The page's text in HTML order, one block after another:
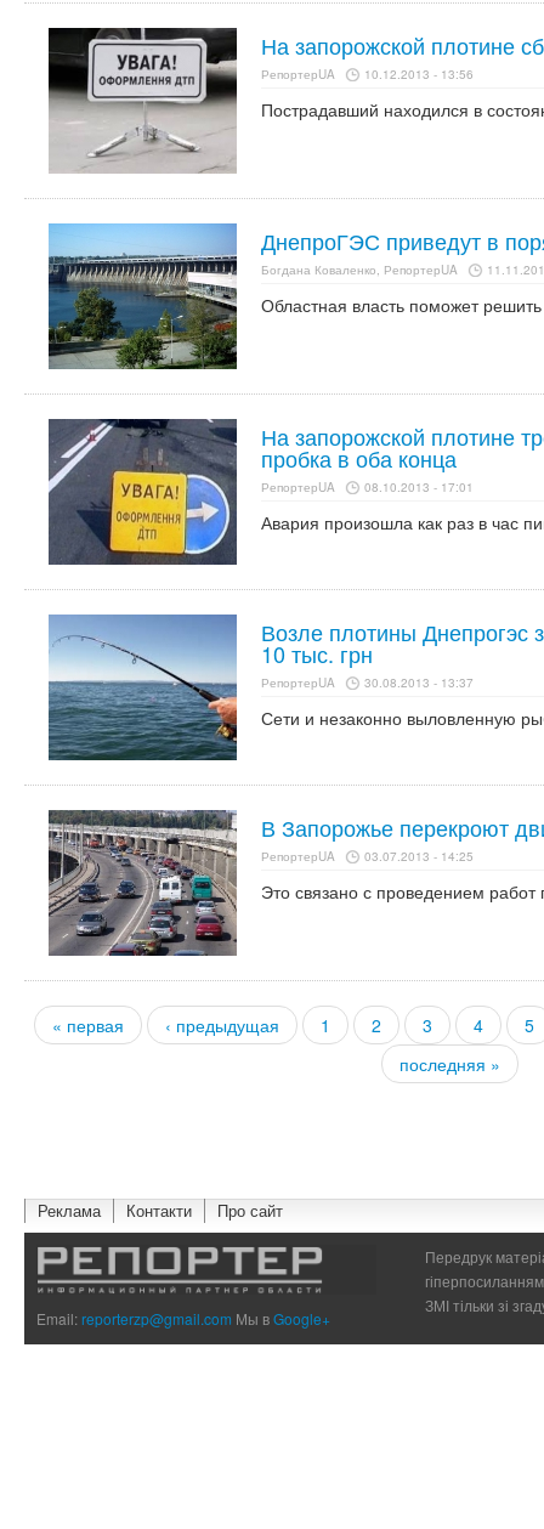
На запорожской плотине
РепортерUA 10.12.2013 - 13:56
Пострадавший находился в
ДнепроГЭС приведут в
Богдана Коваленко, РепортерUA
Областная власть поможет
На запорожской плотине
пробка в оба конца
РепортерUA 08.10.2013 - 17:01
Авария произошла как раз в час
Возле плотины
10 тыс. грн
РепортерUA 30.08.2013 - 13:37
Сети и незаконно выловленную
В Запорожье перекроют
РепортерUA 03.07.2013 - 14:25
Это связано с проведением
Страницы
« первая ‹ предыдущая 1 2 3 4
5
последняя »
Реклама Контакти Про сайт
Email:reporterzp@gmail.com Мы вGoogle+
Передрук
ЗМІ тільки зі